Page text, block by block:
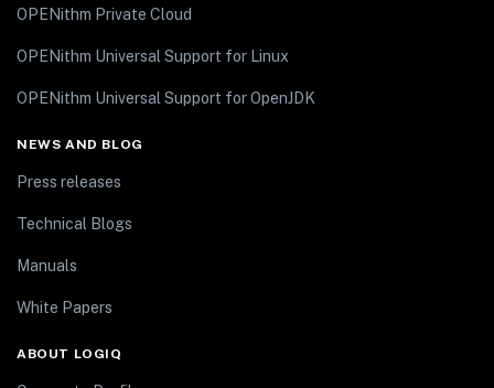
OPENithm Private Cloud
OPENithm Universal Support for Linux
OPENithm Universal Support for OpenJDK
NEWS AND BLOG
Press releases
Technical Blogs
Manuals
White Papers
ABOUT LOGIQ